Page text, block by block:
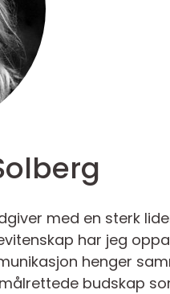
med en sterk
har jeg
henger
budskap